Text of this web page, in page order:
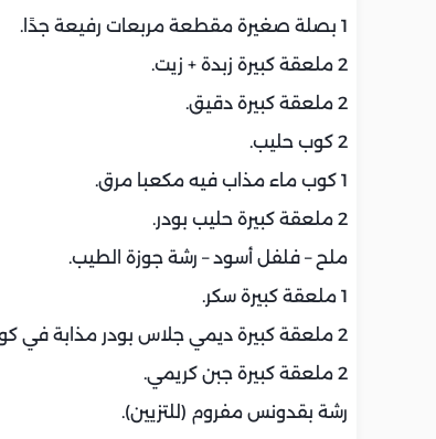
1 بصلة صغيرة مقطعة مربعات رفيعة جدًا.
2 ملعقة كبيرة زبدة + زيت.
2 ملعقة كبيرة دقيق.
2 كوب حليب.
1 كوب ماء مذاب فيه مكعبا مرق.
2 ملعقة كبيرة حليب بودر.
ملح – فلفل أسود – رشة جوزة الطيب.
1 ملعقة كبيرة سكر.
2 ملعقة كبيرة ديمي جلاس بودر مذابة في كوب ماء.
2 ملعقة كبيرة جبن كريمي.
رشة بقدونس مفروم (للتزيين).